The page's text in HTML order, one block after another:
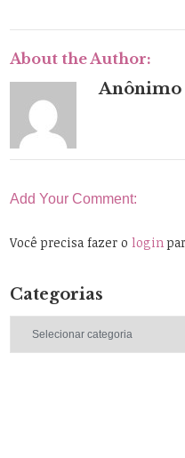
About the Author:
Anônimo
Add Your Comment:
Você precisa fazer ologin
Categorias